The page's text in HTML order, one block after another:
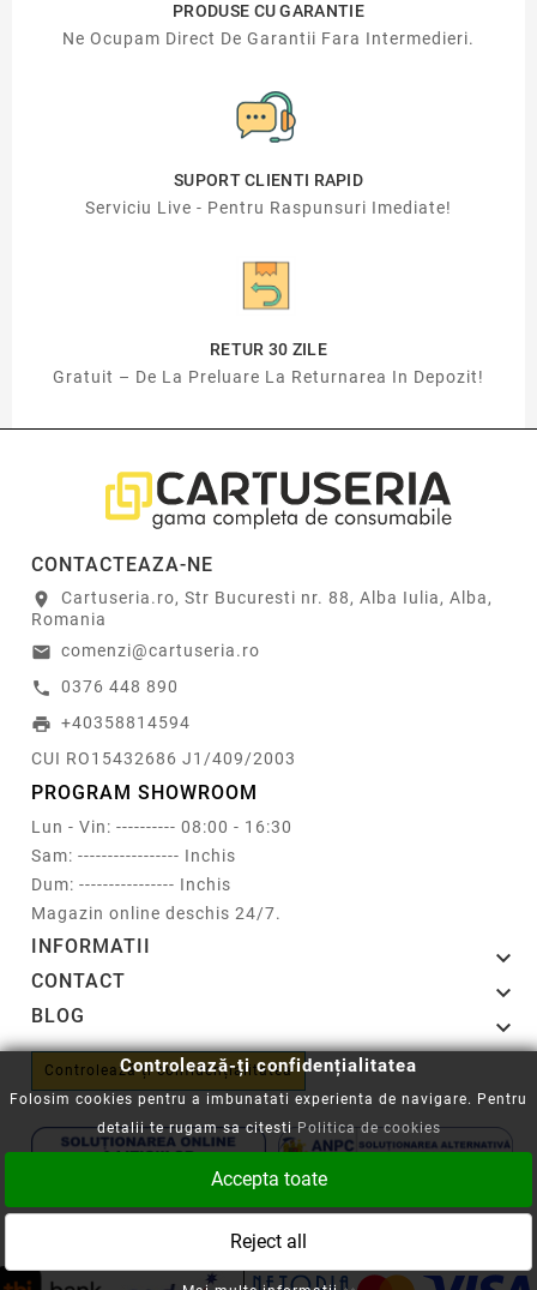
PRODUSE CU GARANTIE
Ne Ocupam Direct De Garantii Fara Intermedieri.
SUPORT CLIENTI RAPID
Serviciu Live - Pentru Raspunsuri Imediate!
RETUR 30 ZILE
Gratuit – De La Preluare La Returnarea In Depozit!
CONTACTEAZA-NE
location_on
Cartuseria.ro, Str Bucuresti nr. 88, Alba Iulia, Alba,
Romania
email comenzi@cartuseria.ro
call 0376 448 890
print +40358814594
CUI RO15432686 J1/409/2003
PROGRAM SHOWROOM
Lun - Vin: ---------- 08:00 - 16:30
Sam: ----------------- Inchis
Dum: ---------------- Inchis
Magazin online deschis 24/7.
INFORMATII 
CONTACT 
BLOG 
Controlează-ți confidențialitatea
Copyright © 2008-2026 - Cartuseria.ro
Politica SOL
Controlează-ți confidențialitatea
Folosim cookies pentru a imbunatati experienta de navigare. Pentru
detalii te rugam sa citestiPolitica de cookies
Accepta toate
Reject all